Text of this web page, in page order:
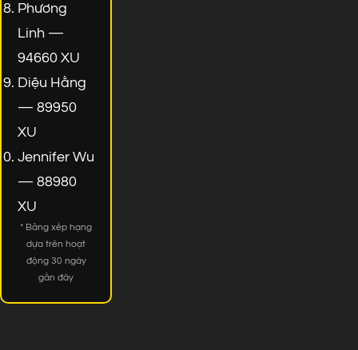
Phương
Linh —
94660 XU
Diệu Hằng
— 89950
XU
Jennifer Wu
— 88980
XU
* Bảng xếp hạng
dựa trên hoạt
động 30 ngày
gần đây